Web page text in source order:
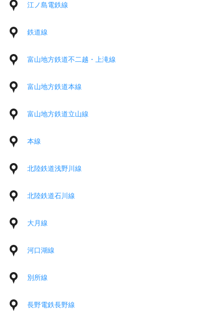
江ノ島電鉄線
鉄道線
富山地方鉄道不二越・上滝線
富山地方鉄道本線
富山地方鉄道立山線
本線
北陸鉄道浅野川線
北陸鉄道石川線
大月線
河口湖線
別所線
長野電鉄長野線